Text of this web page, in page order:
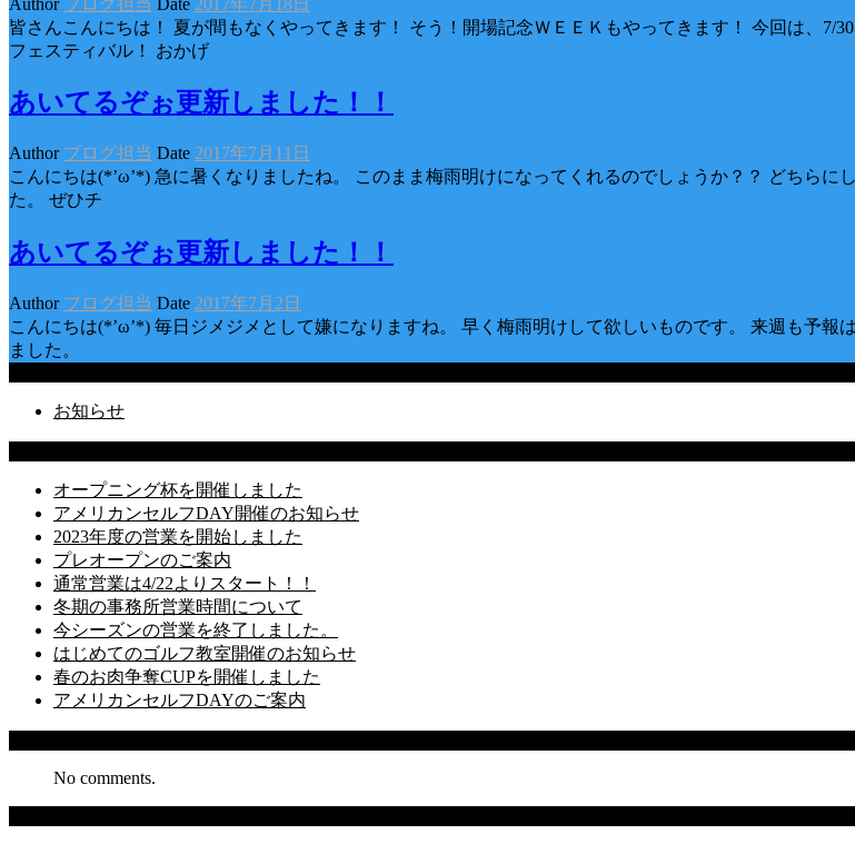
皆さんこんにちは！ 夏が間もなくやってきます！ そう！開場記念ＷＥＥＫもやってきます！ 今回は、
フェスティバル！ おかげ
あいてるぞぉ更新しました！！
Author ブログ担当 Date 2017年7月11日
こんにちは(*’ω’*) 急に暑くなりましたね。 このまま梅雨明けになってくれるのでしょうか？？ どちら
た。 ぜひチ
あいてるぞぉ更新しました！！
Author ブログ担当 Date 2017年7月2日
こんにちは(*’ω’*) 毎日ジメジメとして嫌になりますね。 早く梅雨明けして欲しいものです。 来週も予
ました。
お知らせ
オープニング杯を開催しました
アメリカンセルフDAY開催のお知らせ
2023年度の営業を開始しました
プレオープンのご案内
通常営業は4/22よりスタート！！
冬期の事務所営業時間について
今シーズンの営業を終了しました。
はじめてのゴルフ教室開催のお知らせ
春のお肉争奪CUPを開催しました
アメリカンセルフDAYのご案内
No comments.